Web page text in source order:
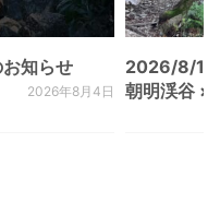
知らせ
2026年8月4日
2026/8/
朝明渓谷 ×